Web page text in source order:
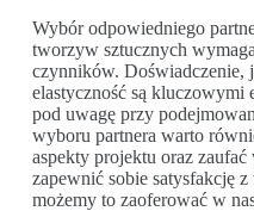
Wybór odpowiedniego
tworzyw sztucznych
czynników. Doświadczenie,
elastyczność są kluczowymi
pod uwagę przy
wyboru partnera warto
aspekty projektu oraz
zapewnić sobie satysfakcję
możemy to zaoferować w